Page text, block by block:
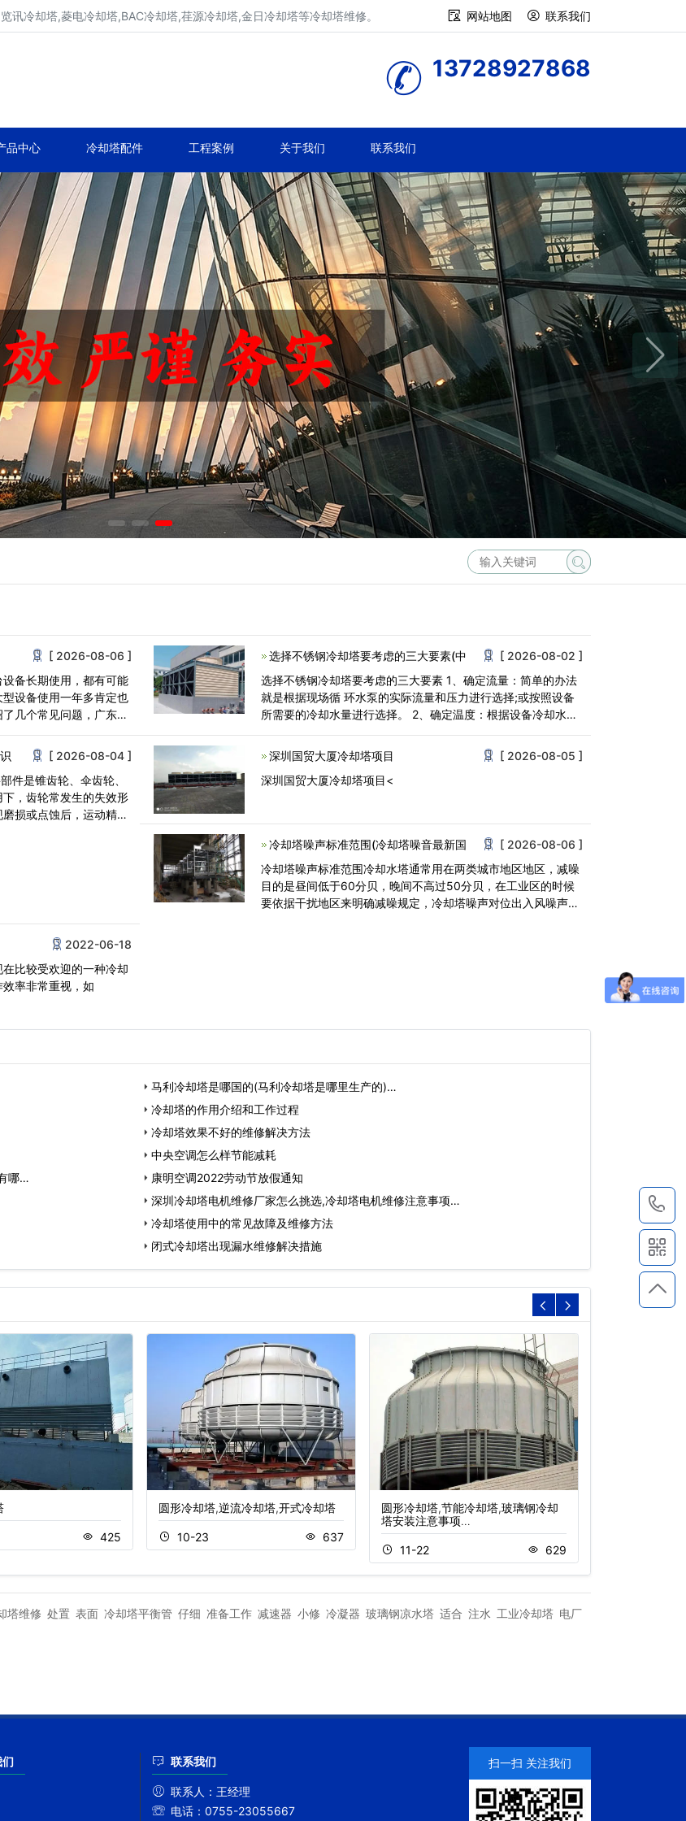
冷却塔,菱电冷却塔,BAC冷却塔,荏源冷却塔,金日冷却塔等冷却塔维修。 网站地图 联系我们
13728927868
品中心 冷却塔配件 工程案例 关于我们 联系我们
[ 2026-08-06 ]
备长期使用，都有可能
设备使用一年多肯定也
几个常见问题，广东康
选择不锈钢冷却塔要考虑的三大要素(中
[ 2026-08-02 ]
选择不锈钢冷却塔要考虑的三大要素 1、确定流量：简单的办法
就是根据现场循 环水泵的实际流量和压力进行选择;或按照设备
所需要的冷却水量进行选择。 2、确定温度：根据设备冷却水需
[ 2026-08-04 ]
，齿轮常发生的失效形
损或点蚀后，运动精度
深圳国贸大厦冷却塔项目
[ 2026-08-05 ]
深圳国贸大厦冷却塔项目<
冷却塔噪声标准范围(冷却塔噪音最新国
[ 2026-08-06 ]
冷却塔噪声标准范围冷却水塔通常用在两类城市地区地区，减噪
目的是昼间低于60分贝，晚间不高过50分贝，在工业区的时候
要依据干扰地区来明确减噪规定，冷却塔噪声对位出入风噪声和
2022-06-18
比较受欢迎的一种冷却
率非常重视，如
马利冷却塔是哪国的(马利冷却塔是哪里生产的)…
冷却塔的作用介绍和工作过程
冷却塔效果不好的维修解决方法
中央空调怎么样节能减耗
哪…
康明空调2022劳动节放假通知
深圳冷却塔电机维修厂家怎么挑选,冷却塔电机维修注意事项…
冷却塔使用中的常见故障及维修方法
闭式冷却塔出现漏水维修解决措施
425
圆形冷却塔,逆流冷却塔,开式冷却塔
10-23 637
圆形冷却塔,节能冷却塔,玻璃钢冷却
塔安装注意事项…
11-22 629
塔维修 处置 表面 冷却塔平衡管 仔细 准备工作 减速器 小修 冷凝器 玻璃钢凉水塔 适合 注水 工业冷却塔 电厂
们 联系我们
联系人： 王经理
电话： 0755-23055667
扫一扫 关注我们